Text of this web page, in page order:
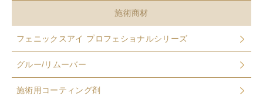
施術商材
フェニックスアイ プロフェショナルシリーズ
グルー/リムーバー
施術用コーティング剤